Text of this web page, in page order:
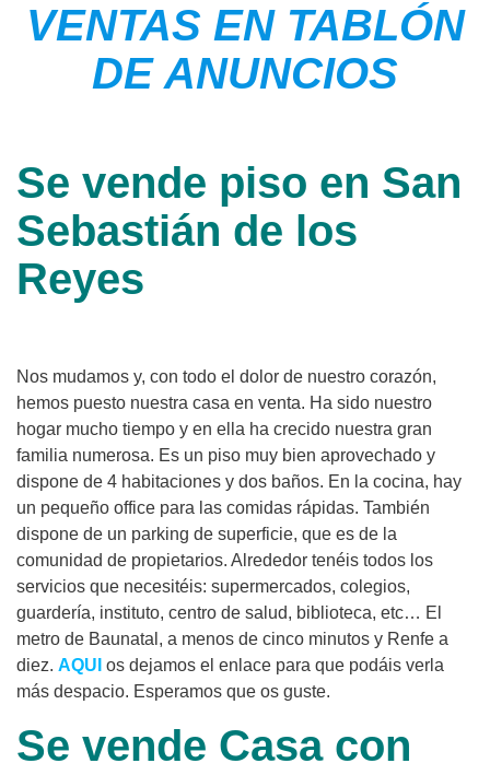
VENTAS EN TABLÓN
DE ANUNCIOS
Se vende piso en San
Sebastián de los
Reyes
Nos mudamos y, con todo el dolor de nuestro corazón,
hemos puesto nuestra casa en venta. Ha sido nuestro
hogar mucho tiempo y en ella ha crecido nuestra gran
familia numerosa. Es un piso muy bien aprovechado y
dispone de 4 habitaciones y dos baños. En la cocina, hay
un pequeño office para las comidas rápidas. También
dispone de un parking de superficie, que es de la
comunidad de propietarios. Alrededor tenéis todos los
servicios que necesitéis: supermercados, colegios,
guardería, instituto, centro de salud, biblioteca, etc… El
metro de Baunatal, a menos de cinco minutos y Renfe a
diez. AQUI os dejamos el enlace para que podáis verla
más despacio. Esperamos que os guste.
Se vende Casa con